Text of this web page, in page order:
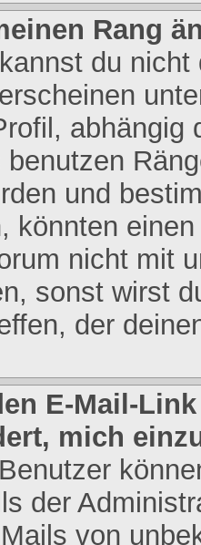
Rang
du
und
könnten
nicht mit
sonst wirst
der
E-Mail-
mich
der
von